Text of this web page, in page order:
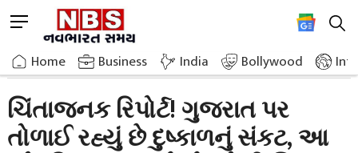
to
content
M
n
u
u
t
Home Business India Bollywood
Home»Gujarat» Alarming Report Drought Crisis Looms Over Gujarat
ચિંતાજનક રિપોર્ટ! ગુજરાત પર
તોળાઈ રહ્યું છે દુષ્કાળનું સંકટ, આ